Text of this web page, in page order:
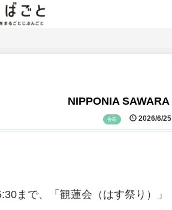
NIPPONIA SAWARA
香取 2026/6/25
まで、「観蓮会（はす祭り）」